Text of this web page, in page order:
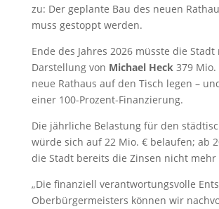
zu: Der geplante Bau des neuen
muss gestoppt werden.
Ende des Jahres 2026 müsste die Stadt
Darstellung von Michael Heck379 Mio.
neue Rathaus auf den Tisch legen –
einer 100-Prozent-Finanzierung.
Die jährliche Belastung für den
würde sich auf 22 Mio. € belaufen; ab
die Stadt bereits die Zinsen nicht mehr
„Die finanziell verantwortungsvolle
Oberbürgermeisters können wir